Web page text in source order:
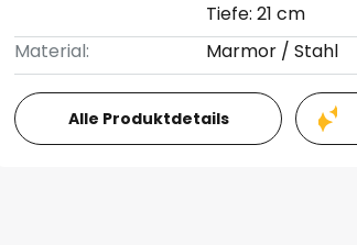
Tiefe: 21 cm
Material:
Marmor / Stahl
Alle Produktdetails